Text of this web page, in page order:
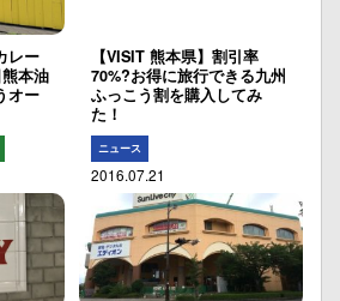
レー
本油
オー
【VISIT 熊本県】割引率
70%?お得に旅行できる九州
ふっこう割を購入してみ
た！
ニュース
2016.07.21